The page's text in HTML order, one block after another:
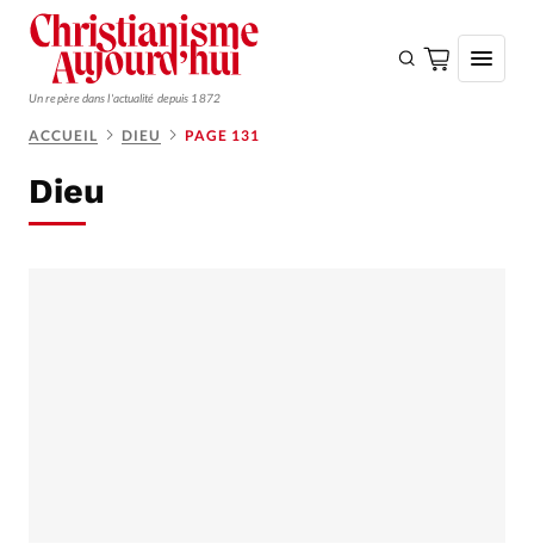
Un repère dans l'actualité depuis 1872
Monde
ACCUEIL DIEU PAGE 131
Dieu